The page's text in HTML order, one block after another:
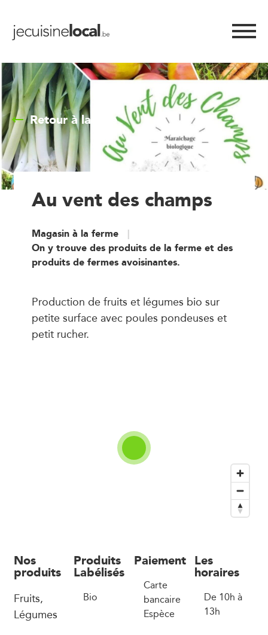
Retour à la liste
Au vent des champs
Magasin à la ferme
On y trouve des produits de la ferme et des
produits de fermes avoisinantes.
Production de fruits et légumes bio sur
petite surface avec poules pondeuses et
petit rucher.
Nos
produits
Fruits,
Légumes
Produits
Labélisés
Bio
Paiement
Carte
bancaire
Espèce
Les
horaires
De 10h à
13h